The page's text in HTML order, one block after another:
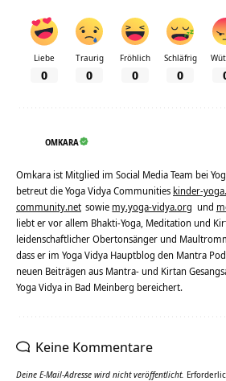
Liebe
0
Traurig
0
Fröhlich
0
Schläfrig
0
OMKARA
Omkara ist Mitglied im Social Media Team bei
betreut die Yoga Vidya Communities kinder-
community.net sowie my.yoga-vidya.org und
liebt er vor allem Bhakti-Yoga, Meditation und
leidenschaftlicher Obertonsänger und
dass er im Yoga Vidya Hauptblog den Mantra
neuen Beiträgen aus Mantra- und Kirtan
Yoga Vidya in Bad Meinberg bereichert.
Keine Kommentare
Deine E-Mail-Adresse wird nicht veröffentlicht.